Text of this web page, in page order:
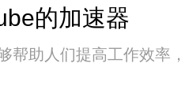
的加速器
帮助人们提高工作效率